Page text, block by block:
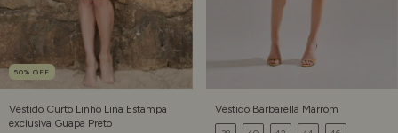
50% OFF
Vestido Curto Linho Lina Estampa
exclusiva Guapa Preto
Vestido Barbarella Marrom